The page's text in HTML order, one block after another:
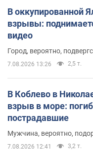
В оккупированной
взрывы:
видео
Город, вероятно,
7.08.2026 13:26 2,5 т.
В Коблево в
взрыв в море:
пострадавшие
Мужчина, вероятно,
7.08.2026 12:41 3,2 т.